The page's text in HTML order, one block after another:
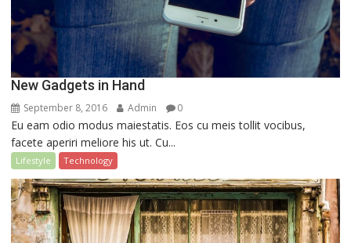
New Gadgets in Hand
September 8, 2016 Admin 0
Eu eam odio modus maiestatis. Eos cu meis tollit vocibus,
facete aperiri meliore his ut. Cu...
Lifestyle Technology